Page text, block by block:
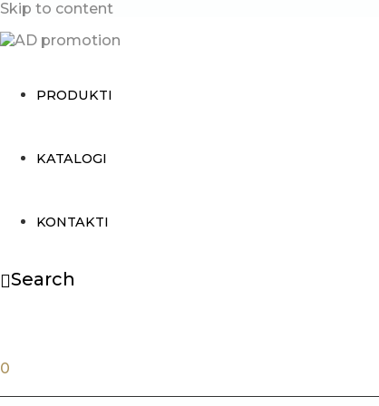
Skip to content
PRODUKTI
KATALOGI
KONTAKTI
Search
0